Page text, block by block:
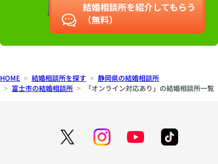
結婚相談所を紹介してもらう
（無料）
HOME 結婚相談所を探す
静岡県の結婚相談所
富士市の結婚相談所
「オンライン対応あり」の結婚相談所一覧